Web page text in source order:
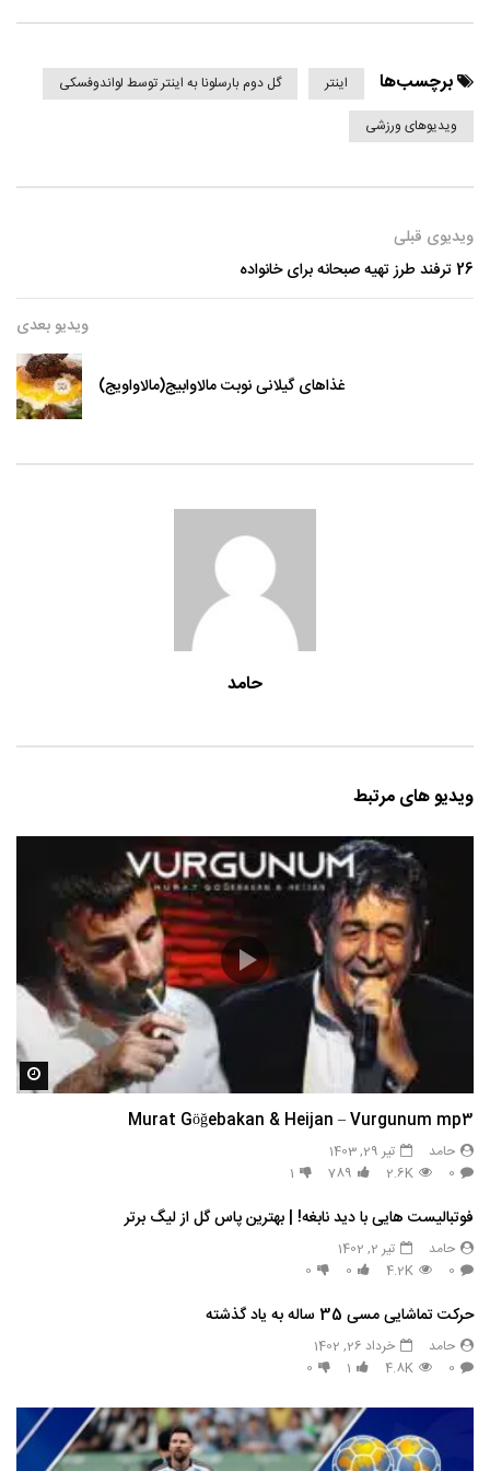
برچسب‌ها اینتر
گل دوم بارسلونا به اینتر توسط لواندوفسکی
ویدیوهای ورزشی
ویدیوی قبلی
26 ترفند طرز تهیه صبحانه برای خانواده
ویدیو بعدی
غذاهای گیلانی نوبت مالاوابیج(مالاواویج)
حامد
ویدیو های مرتبط
Murat Göğebakan & Heijan – Vurgunum mp3
حامد
تیر 29, 1403
0
2.6K
789
1
فوتبالیست هایی با دید نابغه! | بهترین پاس گل از لیگ برتر
حامد
تیر 2, 1402
0
4.2K
0
0
حرکت تماشایی مسی 35 ساله به یاد گذشته
حامد
خرداد 26, 1402
0
4.8K
1
0